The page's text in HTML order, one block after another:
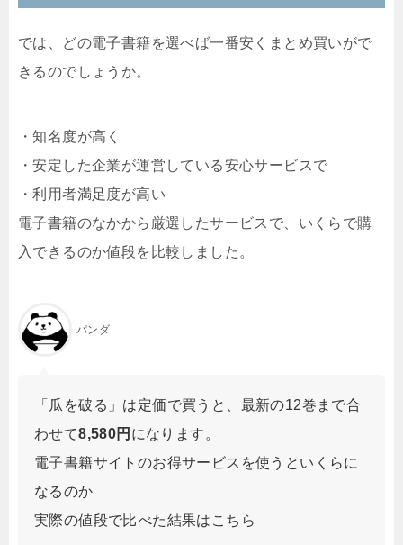
では、どの電子書籍を選べば一番安くまとめ買いがで
きるのでしょうか。
・知名度が高く
・安定した企業が運営している安心サービスで
・利用者満足度が高い
電子書籍のなかから厳選したサービスで、いくらで購
入できるのか値段を比較しました。
パンダ
「瓜を破る」は定価で買うと、最新の12巻まで合
わせて8,580円 になります。
電子書籍サイトのお得サービスを使うといくらに
なるのか
実際の値段で比べた結果はこちら